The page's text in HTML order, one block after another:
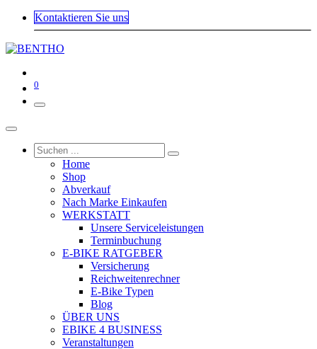
Kontaktieren Sie uns
0
Home
Shop
Abverkauf
Nach Marke Einkaufen
WERKSTATT
Unsere Serviceleistungen
Terminbuchung
E-BIKE RATGEBER
Versicherung
Reichweitenrechner
E-Bike Typen
Blog
ÜBER UNS
EBIKE 4 BUSINESS
Veranstaltungen